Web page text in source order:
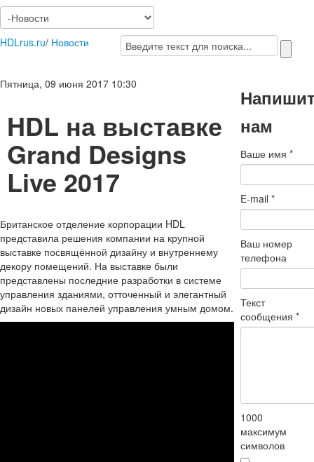
HDLrus.ru/ Новости
Пятница, 09 июня 2017 10:30
HDL на выставке
Grand Designs
Live 2017
Британское отделение корпорации HDL
представила решения компании на крупной
выставке посвящённой дизайну и внутреннему
декору помещений. На выставке были
представлены последние разработки в системе
управления зданиями, отточенный и элегантный
дизайн новых панелей управления умным домом.
нам
Ваше имя*
E-mail*
Ваш номер
телефона
Текст
сообщения*
1000
максимум
символов